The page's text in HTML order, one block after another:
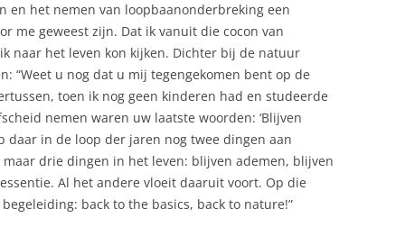
en het nemen van loopbaanonderbreking een
me geweest zijn. Dat ik vanuit die cocon van
naar het leven kon kijken. Dichter bij de natuur
“Weet u nog dat u mij tegengekomen bent op de
toen ik nog geen kinderen had en studeerde
nemen waren uw laatste woorden: ‘Blijven
daar in de loop der jaren nog twee dingen aan
drie dingen in het leven: blijven ademen, blijven
Al het andere vloeit daaruit voort. Op die
back to the basics, back to nature!”